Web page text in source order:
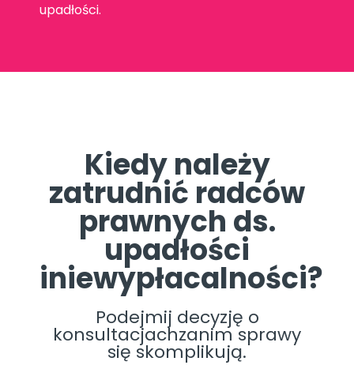
upadłości.
Kiedy należy
zatrudnić radców
prawnych ds.
upadłości
iniewypłacalności?
Podejmij decyzję o
konsultacjachzanim sprawy
się skomplikują.